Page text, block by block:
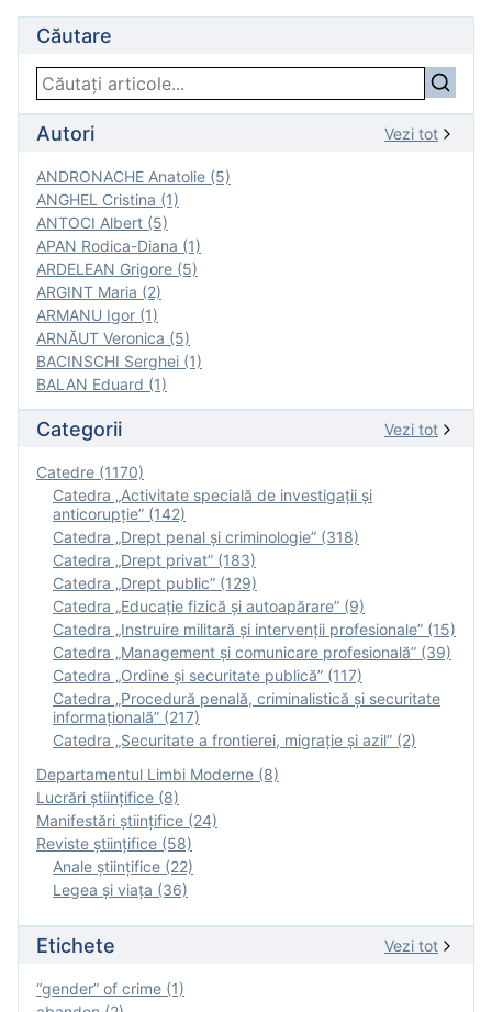
Căutare
Autori Vezi tot
ANDRONACHE Anatolie (5)
ANGHEL Cristina (1)
ANTOCI Albert (5)
APAN Rodica-Diana (1)
ARDELEAN Grigore (5)
ARGINT Maria (2)
ARMANU Igor (1)
ARNĂUT Veronica (5)
BACINSCHI Serghei (1)
BALAN Eduard (1)
Categorii Vezi tot
Catedre (1170)
Catedra „Activitate specială de investigaţii şi
anticorupție” (142)
Catedra „Drept penal și criminologie” (318)
Catedra „Drept privat” (183)
Catedra „Drept public” (129)
Catedra „Educație fizică şi autoapărare” (9)
Catedra „Instruire militară şi intervenţii profesionale” (15)
Catedra „Management și comunicare profesională” (39)
Catedra „Ordine și securitate publică” (117)
Catedra „Procedură penală, criminalistică și securitate
informațională” (217)
Catedra „Securitate a frontierei, migrație și azil” (2)
Departamentul Limbi Moderne (8)
Lucrări științifice (8)
Manifestări ştiinţifice (24)
Reviste ştiinţifice (58)
Anale ştiinţifice (22)
Legea şi viaţa (36)
Etichete Vezi tot
“gender” of crime (1)